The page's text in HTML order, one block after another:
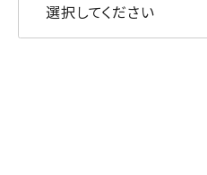
選択してください